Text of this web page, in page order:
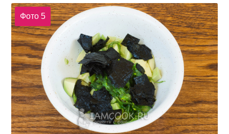
Фото 5